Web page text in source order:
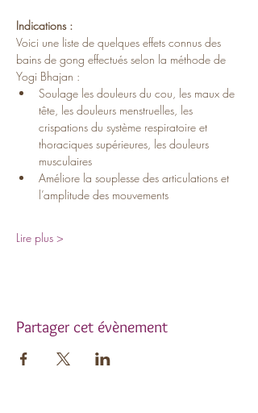
Indications :
Voici une liste de quelques effets connus des
bains de gong effectués selon la méthode de
Yogi Bhajan :
Soulage les douleurs du cou, les maux de
tête, les douleurs menstruelles, les
crispations du système respiratoire et
thoraciques supérieures, les douleurs
musculaires
Améliore la souplesse des articulations et
l’amplitude des mouvements
Lire plus >
Partager cet évènement